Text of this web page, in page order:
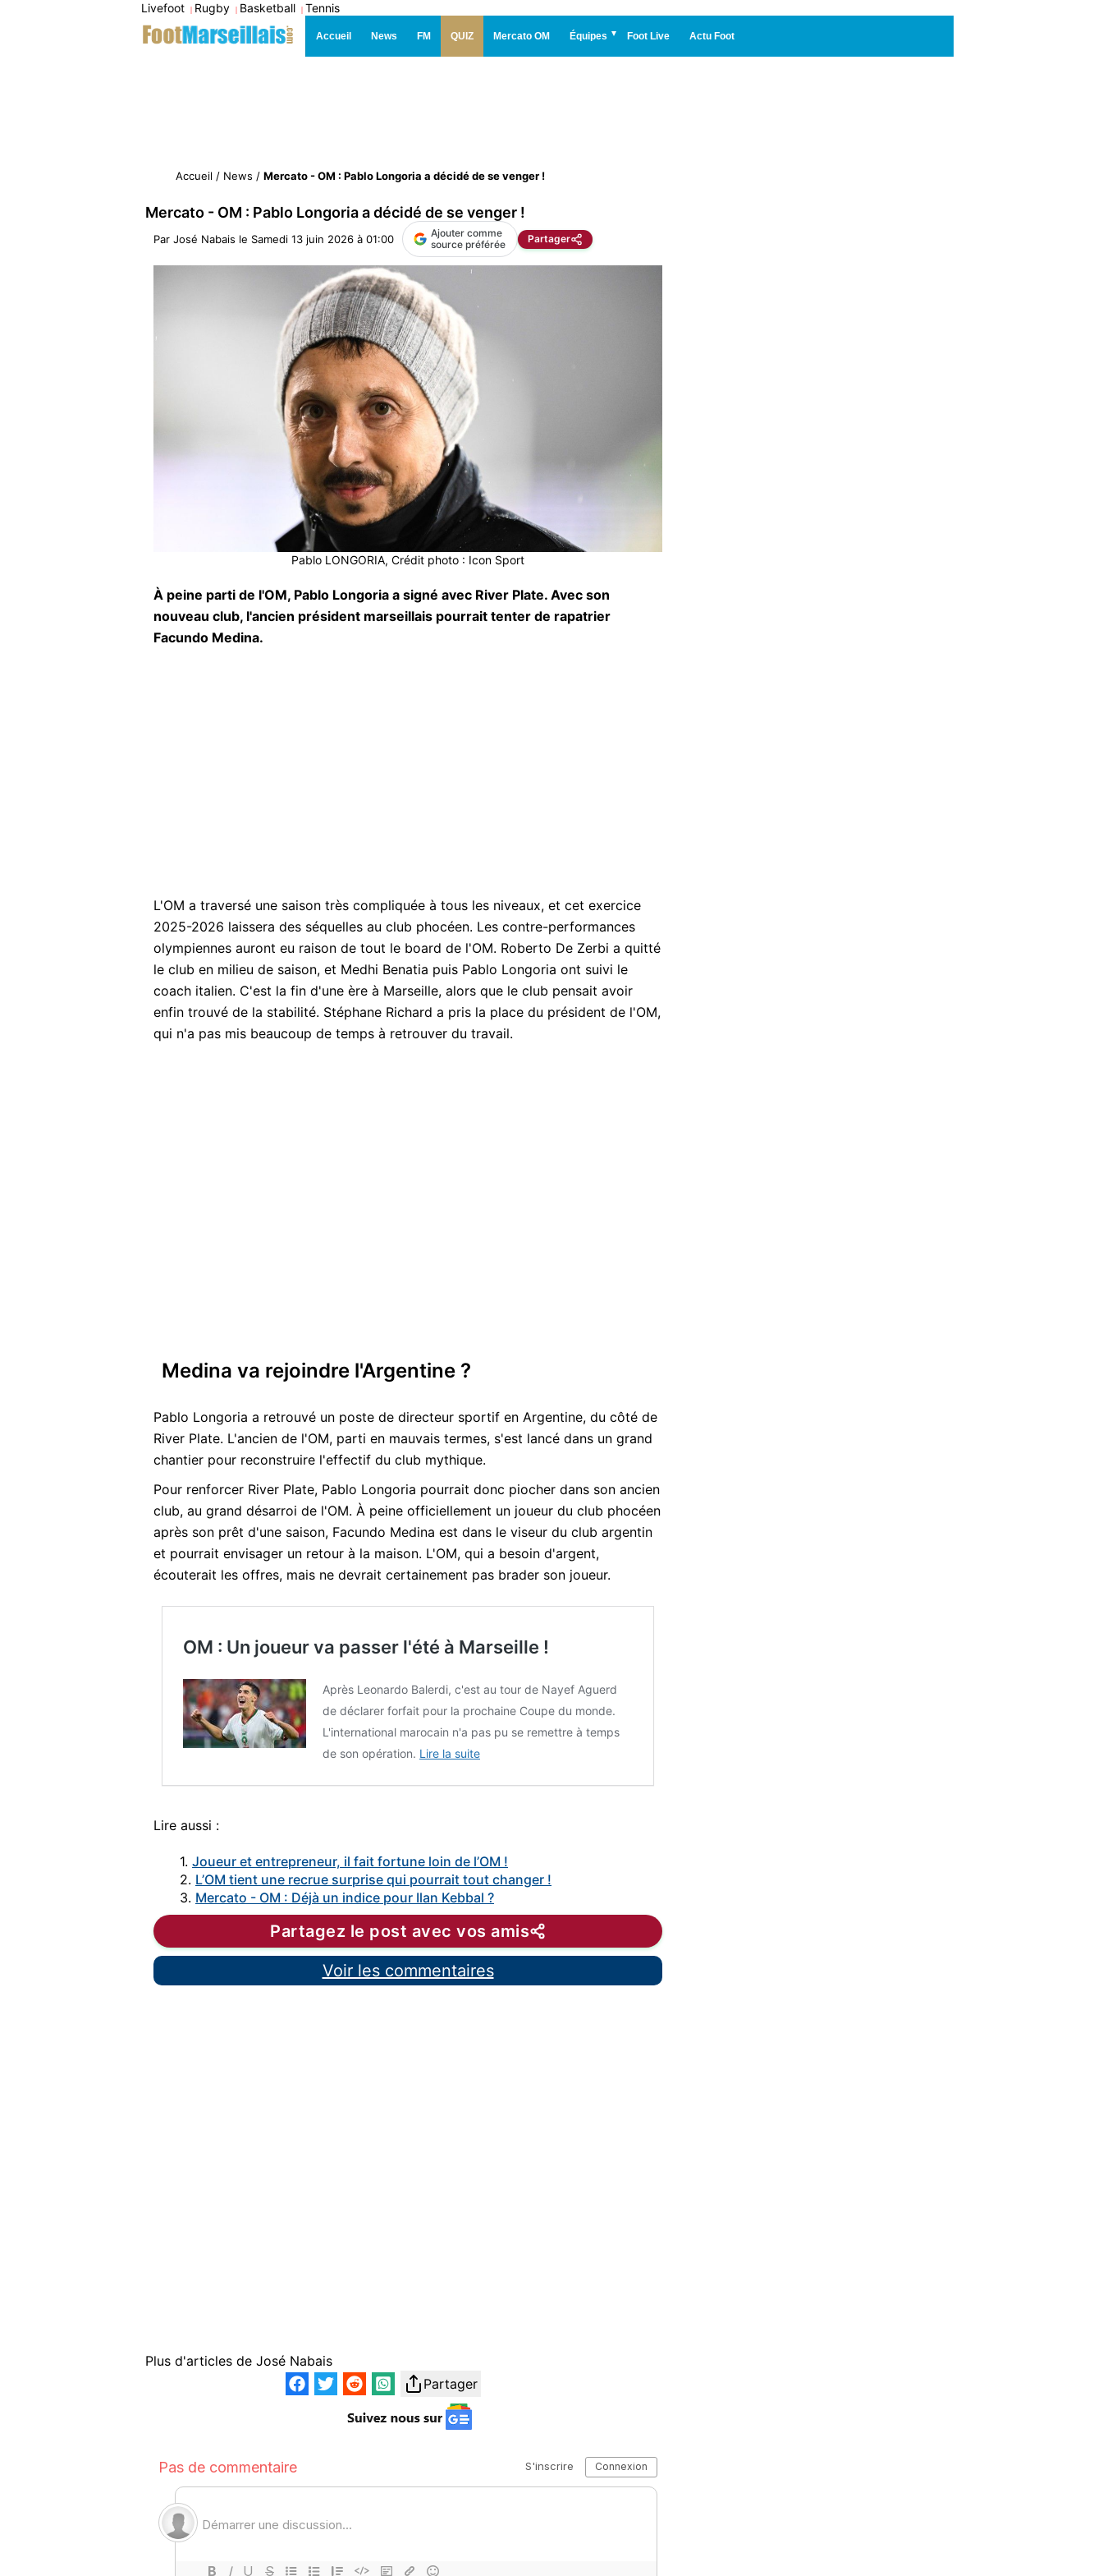
Livefoot | Rugby | Basketball | Tennis
Accueil News FM QUIZ Mercato OM Équipes Foot Live Actu Foot
Accueil / News / Mercato - OM : Pablo Longoria a décidé de se venger !
Mercato - OM : Pablo Longoria a décidé de se venger !
Par José Nabais le Samedi 13 juin 2026 à 01:00
Ajouter comme
source préférée
Partager
Pablo LONGORIA, Crédit photo : Icon Sport
À peine parti de l'OM, Pablo Longoria a signé avec River Plate. Avec son
nouveau club, l'ancien président marseillais pourrait tenter de rapatrier
Facundo Medina.
L'OM a traversé une saison très compliquée à tous les niveaux, et cet exercice
2025-2026 laissera des séquelles au club phocéen. Les contre-performances
olympiennes auront eu raison de tout le board de l'OM. Roberto De Zerbi a quitté
le club en milieu de saison, et Medhi Benatia puis Pablo Longoria ont suivi le
coach italien. C'est la fin d'une ère à Marseille, alors que le club pensait avoir
enfin trouvé de la stabilité. Stéphane Richard a pris la place du président de l'OM,
qui n'a pas mis beaucoup de temps à retrouver du travail.
Medina va rejoindre l'Argentine ?
Pablo Longoria a retrouvé un poste de directeur sportif en Argentine, du côté de
River Plate. L'ancien de l'OM, parti en mauvais termes, s'est lancé dans un grand
chantier pour reconstruire l'effectif du club mythique.
Pour renforcer River Plate, Pablo Longoria pourrait donc piocher dans son ancien
club, au grand désarroi de l'OM. À peine officiellement un joueur du club phocéen
après son prêt d'une saison, Facundo Medina est dans le viseur du club argentin
et pourrait envisager un retour à la maison. L'OM, qui a besoin d'argent,
écouterait les offres, mais ne devrait certainement pas brader son joueur.
OM : Un joueur va passer l'été à Marseille !
Après Leonardo Balerdi, c'est au tour de Nayef Aguerd
de déclarer forfait pour la prochaine Coupe du monde.
L'international marocain n'a pas pu se remettre à temps
de son opération. Lire la suite
Lire aussi :
1. Joueur et entrepreneur, il fait fortune loin de l’OM !
2. L’OM tient une recrue surprise qui pourrait tout changer !
3. Mercato - OM : Déjà un indice pour Ilan Kebbal ?
Partagez le post avec vos amis
Voir les commentaires
Plus d'articles de José Nabais
Partager